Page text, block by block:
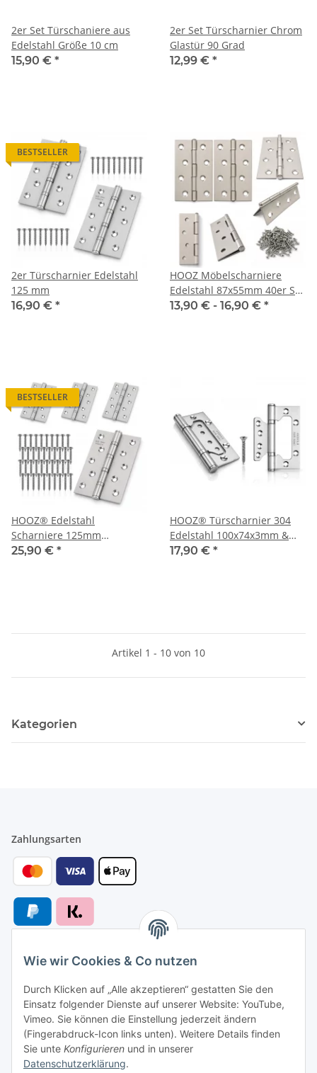
2er Set Türschaniere aus
Edelstahl Größe 10 cm
15,90 € *
2er Set Türscharnier Chrom
Glastür 90 Grad
12,99 € *
BESTSELLER
2er Türscharnier Edelstahl
125 mm
16,90 € *
HOOZ Möbelscharniere
Edelstahl 87x55mm 40er Set
[GEROLLTE SCHARNIERE
13,90 € - 16,90 € *
BESTSELLER
HOOZ® Edelstahl
Scharniere 125mm
Schwerlast Kugelgelagert
25,90 € *
HOOZ® Türscharnier 304
Edelstahl 100x74x3mm &
125× 78 × 3 mm
17,90 € *
Artikel 1 - 10 von 10
Kategorien
Zahlungsarten
Versandarten
Versand nach
Wie wir Cookies & Co nutzen
Durch Klicken auf „Alle akzeptieren“ gestatten Sie den
Einsatz folgender Dienste auf unserer Website: YouTube,
Vimeo. Sie können die Einstellung jederzeit ändern
(Fingerabdruck-Icon links unten). Weitere Details finden
Sie unte Konfigurieren und in unserer
Datenschutzerklärung.